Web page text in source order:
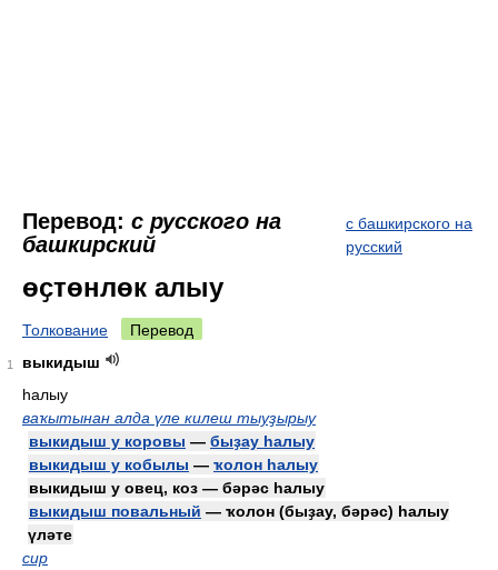
Перевод: с русского на
башкирский
с башкирского на
русский
өҫтөнлөк алыу
Толкование Перевод
1
выкидыш
һалыу
ваҡытынан алда үле килеш тыуҙырыу
выкидыш у коровы — быҙау һалыу
выкидыш у кобылы — ҡолон һалыу
выкидыш у овец, коз — бәрәс һалыу
выкидыш повальный — ҡолон (быҙау, бәрәс) һалыу
үләте
сир